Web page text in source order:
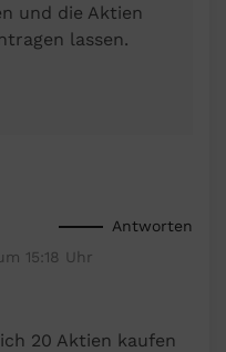
und die Aktien
lassen.
15:18 Uhr
Antworten
20 Aktien kaufen